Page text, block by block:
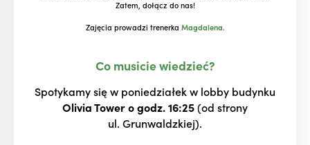
Zatem, dołącz do nas!
Zajęcia prowadzi trenerka Magdalena.
Co musicie wiedzieć?
Spotykamy się w poniedziałek w lobby budynku
Olivia Towero godz. 16:25(od strony
ul. Grunwaldzkiej).